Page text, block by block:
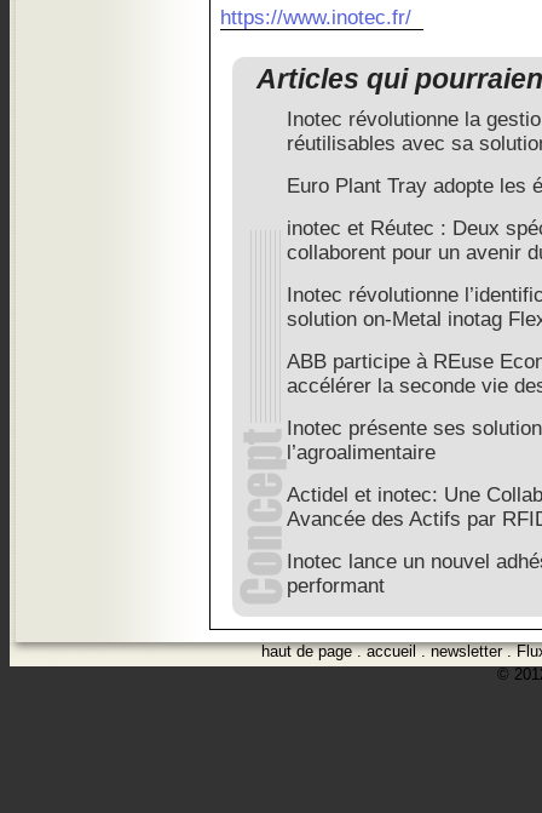
https://www.inotec.fr/
Articles qui
Inotec révolutionne la
réutilisables avec sa
Euro Plant Tray adopte les
inotec et Réutec : Deux
collaborent pour un avenir
Inotec révolutionne
solution on-Metal inotag
ABB participe à REuse
accélérer la seconde vie
Inotec présente ses
l’agroalimentaire
Actidel et inotec: Une
Avancée des Actifs par
Inotec lance un nouvel
performant
haut de page.accueil.newsletter.
©